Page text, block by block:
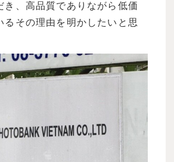
き、高品質でありながら低価
るその理由を明かしたいと思